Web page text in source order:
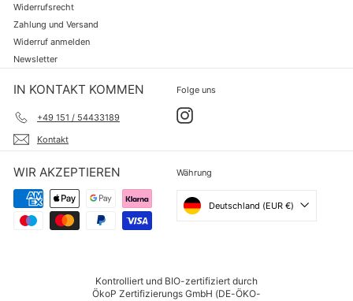
Widerrufsrecht
Zahlung und Versand
Widerruf anmelden
Newsletter
IN KONTAKT KOMMEN
+49 151 / 54433189
Kontakt
Folge uns
Instagram
WIR AKZEPTIEREN Währung
Deutschland (EUR €)
Kontrolliert und BIO-zertifiziert durch
ÖkoP Zertifizierungs GmbH (DE-ÖKO-